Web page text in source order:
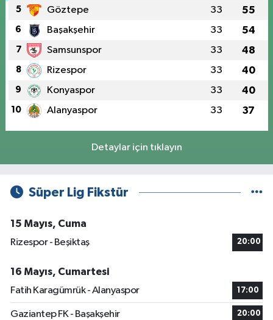
5 Göztepe 33 55
6 Başakşehir 33 54
7 Samsunspor 33 48
8 Rizespor 33 40
9 Konyaspor 33 40
10 Alanyaspor 33 37
Detaylar için tıklayın
Süper Lig Fikstür
15 Mayıs, Cuma
Rizespor - Beşiktaş
20:00
16 Mayıs, Cumartesi
Fatih Karagümrük - Alanyaspor
17:00
Gaziantep FK - Başakşehir 20:00